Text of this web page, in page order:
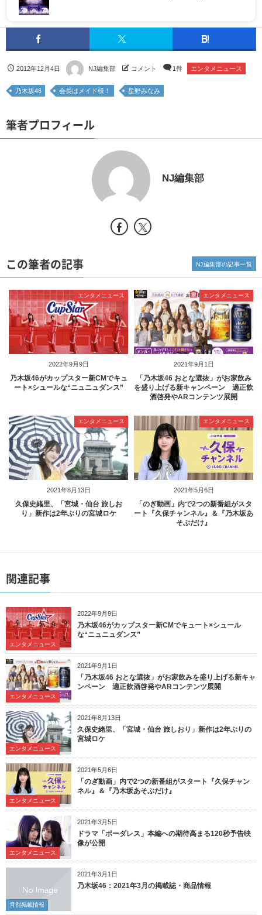
2012年12月4日 NJ編集部 コメント 1件 エンタメニュース
乃木坂46 会長はメイド様！ 星野みなみ
筆者プロフィール
NJ編集部
この筆者の記事
2022年9月9日
エンタメニュース
乃木坂46がカップスター新CMでキュ
ート×シュールな“ニュニュダンス”
2021年9月1日
エンタメニュース
「乃木坂46 おとな選抜」がお家飲み
を盛り上げる新キャンペーン 適正飲
酒啓発やARコンテンツ展開
2021年8月13日
エンタメニュース
久保史緒里、「宮城・仙台 旅しお
り」新作は2年ぶりの宮城ロケ
2021年5月6日
エンタメニュース
「のぎ動画」内で2つの新番組がスタ
ート『久保チャンネル』＆『乃木坂あ
そぶだけ』
NJ編集部の記事一覧
関連記事
2022年9月9日
エンタメニュース
乃木坂46がカップスター新CMでキュート×シュール
な“ニュニュダンス”
2021年9月1日
エンタメニュース
「乃木坂46 おとな選抜」がお家飲みを盛り上げる新キャ
ンペーン 適正飲酒啓発やARコンテンツ展開
2021年8月13日
エンタメニュース
久保史緒里、「宮城・仙台 旅しおり」新作は2年ぶりの
宮城ロケ
2021年5月6日
エンタメニュース
「のぎ動画」内で2つの新番組がスタート『久保チャン
ネル』＆『乃木坂あそぶだけ』
2021年3月5日
エンタメニュース
ドラマ「ボーダレス」本編への期待高まる120秒予告映
像が公開
2021年3月1日
月別掲載情報
乃木坂46：2021年3月の掲載誌・商品情報